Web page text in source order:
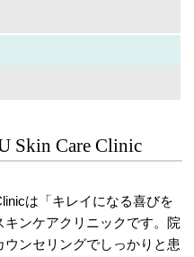
Skin Care Clinic
は「キレイになる喜びを
ンケアクリニックです。院
ンセリングでしっかりと患